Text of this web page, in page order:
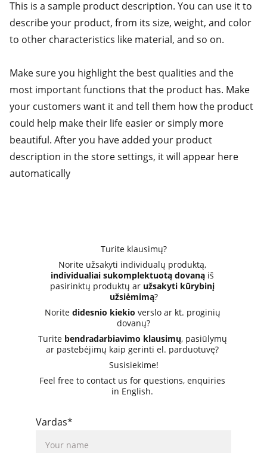
This is a sample product description. You can use it to
describe your product, from its size, weight, and color
to other characteristics like material, and so on.
Make sure you highlight the best qualities and the
most important functions that the product has. Make
your customers want it and tell them how the product
could help make their life easier or simply more
beautiful. After you have added your product
description in the store settings, it will appear here
automatically
Turite klausimų?
Norite užsakyti individualų produktą,
individualiai sukomplektuotą dovaną iš
pasirinktų produktų ar užsakyti kūrybinį
užsiėmimą?
Norite didesnio kiekio verslo ar kt. proginių
dovanų?
Turite bendradarbiavimo klausimų, pasiūlymų
ar pastebėjimų kaip gerinti el. parduotuvę?
Susisiekime!
Feel free to contact us for questions, enquiries
in English.
Vardas*